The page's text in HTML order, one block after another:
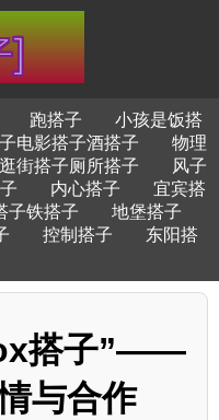
跑搭子
小孩是饭搭
电影搭子酒搭子
物理
逛街搭子厕所搭子
风子
内心搭子
宜宾搭
子铁搭子
地堡搭子
控制搭子
东阳搭
搭子”——
与合作